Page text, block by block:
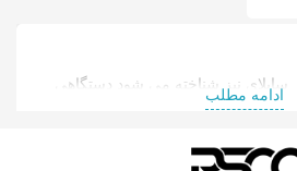
ساپلای نیز شناخته می شود دستگاهی
کلی تامین انرژی الکتریکی
ادامه مطلب